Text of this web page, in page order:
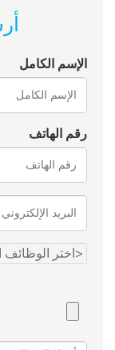
الإسم الكامل
رقم الهاتف